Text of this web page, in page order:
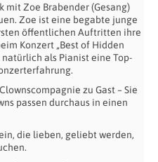
mit Zoe Brabender (Gesang)
Zoe ist eine begabte junge
öffentlichen Auftritten ihre
Konzert „Best of Hidden
als Pianist eine Top-
zu Gast – Sie
passen durchaus in einen
die lieben, geliebt werden,